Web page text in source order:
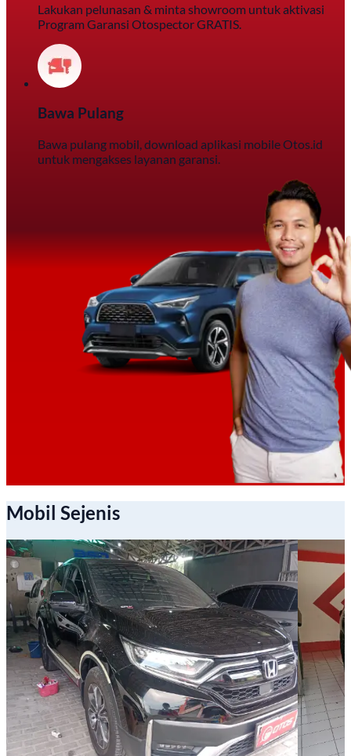
Lakukan pelunasan & minta showroom untuk aktivasi
Program Garansi Otospector GRATIS.
Bawa Pulang
Bawa pulang mobil, download aplikasi mobile Otos.id
untuk mengakses layanan garansi.
Mobil Sejenis